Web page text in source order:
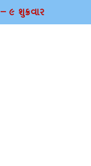
શુક્રવાર